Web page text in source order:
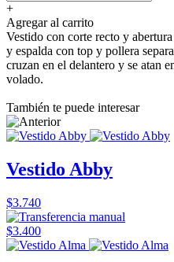
+
Agregar al carrito
Vestido con corte recto y
y espalda con top y pollera
cruzan en el delantero y se atan
volado.
También te puede interesar
Vestido Abby
$3.740
$3.400